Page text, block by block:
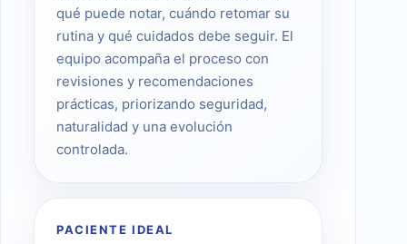
qué puede notar, cuándo retomar su
rutina y qué cuidados debe seguir. El
equipo acompaña el proceso con
revisiones y recomendaciones
prácticas, priorizando seguridad,
naturalidad y una evolución
controlada.
PACIENTE IDEAL